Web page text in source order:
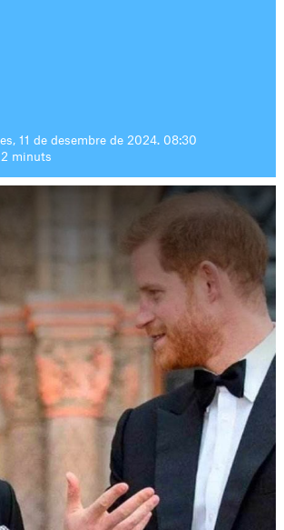
11 de desembre de 2024. 08:30
2 minuts